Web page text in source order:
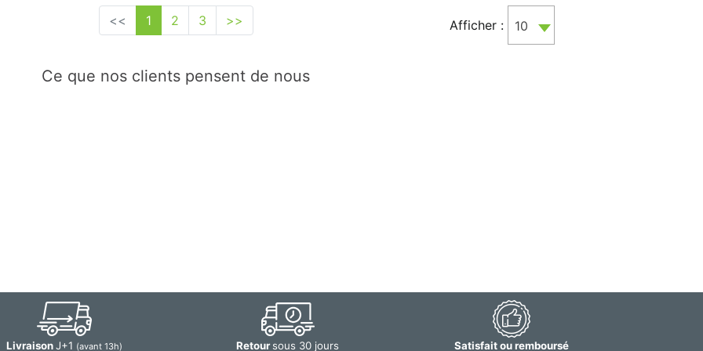
<< 1 2 3 >> Afficher : 10
Ce que nos clients pensent de nous
LivraisonJ+1 (avant 13h) Retoursous 30 jours Satisfait ou remboursé